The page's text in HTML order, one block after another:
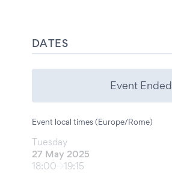
DATES
Event Ended
Event local times (Europe/Rome)
Tuesday
27 May 2025
18:00
19:15